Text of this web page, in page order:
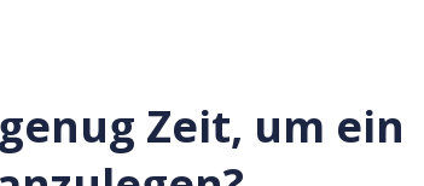
Zeit, um ein